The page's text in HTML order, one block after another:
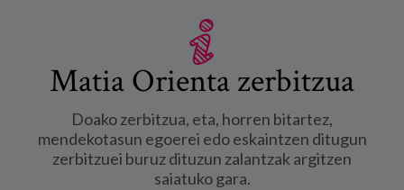
Matia Orienta zerbitzua
Doako zerbitzua, eta, horren bitartez,
mendekotasun egoerei edo eskaintzen ditugun
zerbitzuei buruz dituzun zalantzak argitzen
saiatuko gara.